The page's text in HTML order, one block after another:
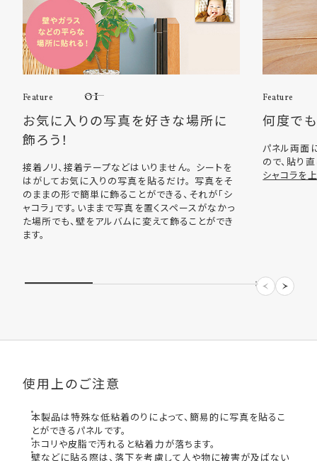
Feature 01
お気に入りの写真を好きな場所に
飾ろう！
接着ノリ、接着テープなどはいりません。 シートを
はがしてお気に入りの写真を貼るだけ。 写真をそ
のままの形で簡単に飾ることができる、それが「シ
ャコラ」です。いままで写真を置くスペースがなかっ
た場所でも、壁をアルバムに変えて飾ることができ
ます。
Feature
何度で
パネル両面
ので、貼り
シャコラを
使用上のご注意
本製品は特殊な低粘着のりによって、簡易的に写真を貼るこ
とができるパネルです。
ホコリや皮脂で汚れると粘着力が落ちます。
壁などに貼る際は、落下を考慮して人や物に被害が及ばない